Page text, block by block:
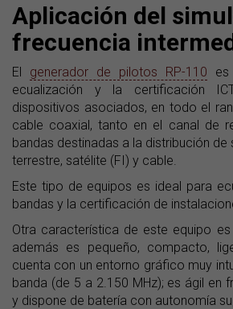
Aplicación del
frecuencia
El generador de pilotos RP-110 es
ecualización y la certificación
dispositivos asociados, en todo el
cable coaxial, tanto en el canal de
bandas destinadas a la distribución de
terrestre, satélite (FI) y cable.
Este tipo de equipos es ideal para
bandas y la certificación de
Otra característica de este equipo
además es pequeño, compacto,
cuenta con un entorno gráfico muy
banda (de 5 a 2.150 MHz); es ágil en
y dispone de batería con autonomía